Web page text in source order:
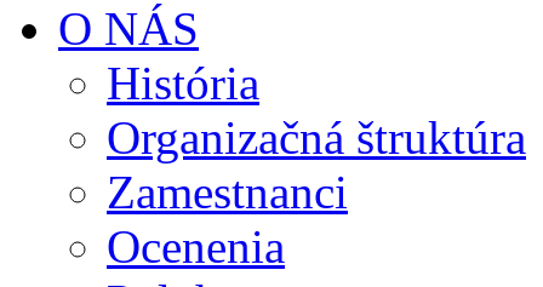
O NÁS
História
Organizačná štruktúra
Zamestnanci
Ocenenia